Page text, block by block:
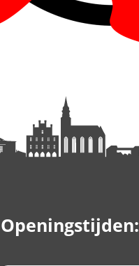
Openingstijden: